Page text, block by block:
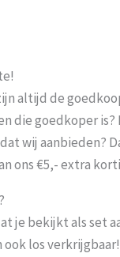
altijd de
die goedkoper is?
wij aanbieden?
ons €5,- extra
je bekijkt als set
los